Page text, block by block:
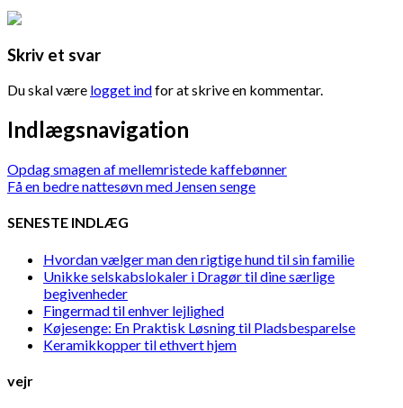
Skriv et svar
Du skal være logget indfor at skrive en kommentar.
Indlægsnavigation
Opdag smagen af mellemristede kaffebønner
Få en bedre nattesøvn med Jensen senge
SENESTE INDLÆG
Hvordan vælger man den rigtige hund til sin familie
Unikke selskabslokaler i Dragør til dine særlige
begivenheder
Fingermad til enhver lejlighed
Køjesenge: En Praktisk Løsning til Pladsbesparelse
Keramikkopper til ethvert hjem
vejr